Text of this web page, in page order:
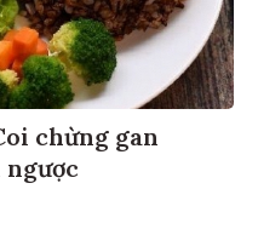
chừng gan